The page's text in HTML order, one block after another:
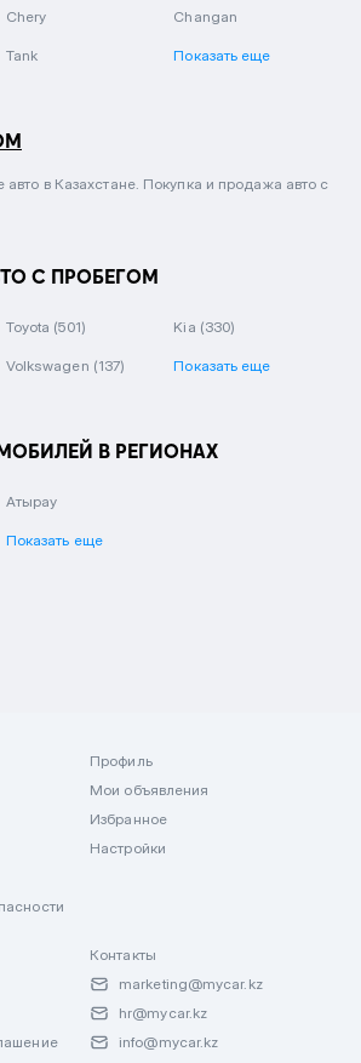
Chery Changan
Tank Показать еще
в Казахстане. Покупка и продажа авто с
С ПРОБЕГОМ
Toyota (501) Kia (330)
Volkswagen (137) Показать еще
В РЕГИОНАХ
Атырау
Показать еще
Профиль
Мои объявления
Избранное
Настройки
Контакты
marketing@mycar.kz
hr@mycar.kz
info@mycar.kz